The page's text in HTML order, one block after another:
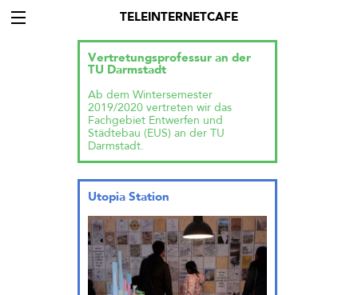
TELEINTERNETCAFE
Vertretungsprofessur an der
TU Darmstadt
Ab dem Wintersemester
2019/2020 vertreten wir das
Fachgebiet Entwerfen und
Städtebau (EUS) an der TU
Darmstadt.
Utopia Station